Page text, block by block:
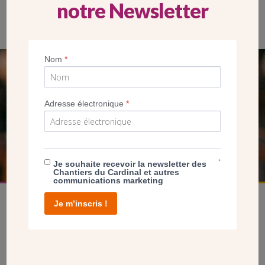
L’église a reçu une icône représentant Sainte Madeleine.
SEUL VOTRE DON
NOUS PERMET D’AGIR
notre Newsletter
Nom*
Adresse électronique*
Je souhaite recevoir la newsletter des
Chantiers du Cardinal et autres
communications marketing
*
Je m’inscris !